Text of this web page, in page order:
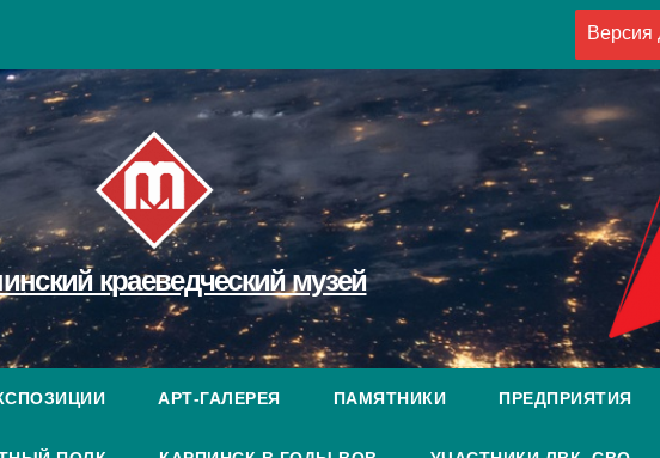
Версия
краеведческий музей
АРТ-ГАЛЕРЕЯ ПАМЯТНИКИ ПРЕДПРИЯТИЯ